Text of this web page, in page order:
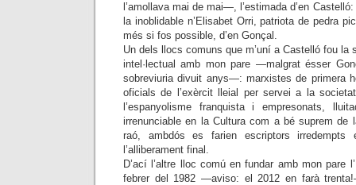
l’amollava mai de mai—, l’estimada d’en
la inoblidable n’Elisabet Orri, patriota de pedra
més si fos possible, d’en Gonçal.
Un dels llocs comuns que m’uní a Castelló fou la
intel·lectual amb mon pare —malgrat ésser
sobreviuria divuit anys—: marxistes de primera
oficials de l’exèrcit lleial per servei a la
l’espanyolisme franquista i empresonats,
irrenunciable en la Cultura com a bé suprem de
raó, ambdós es farien escriptors irredempts
l’alliberament final.
D’ací l’altre lloc comú en fundar amb mon pare
febrer del 1982 —aviso: el 2012 en farà